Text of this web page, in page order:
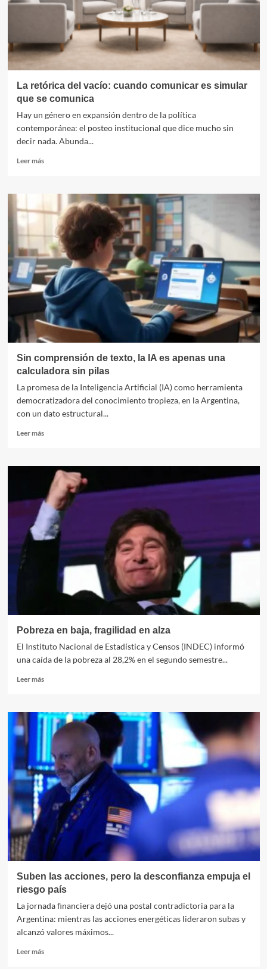
memoria
que
aún
aterriza
La retórica del vacío: cuando comunicar es simular
que se comunica
Hay un género en expansión dentro de la política
contemporánea: el posteo institucional que dice mucho sin
decir nada. Abunda...
Leer másLeer
retórica
del
vacío:
cuando
comunicar
es
simular
que
se
comunica
Sin comprensión de texto, la IA es apenas una
calculadora sin pilas
La promesa de la Inteligencia Artificial (IA) como herramienta
democratizadora del conocimiento tropieza, en la Argentina,
con un dato estructural...
Leer másLeer
Sin
comprensión
de
texto,
es
calculadora
pilas
Pobreza en baja, fragilidad en alza
El Instituto Nacional de Estadística y Censos (INDEC) informó
una caída de la pobreza al 28,2% en el segundo semestre...
Leer másLeer
Pobreza
en
baja,
fragilidad
en
alza
Suben las acciones, pero la desconfianza empuja el
riesgo país
La jornada financiera dejó una postal contradictoria para la
Argentina: mientras las acciones energéticas lideraron subas y
alcanzó valores máximos...
Leer másLeer